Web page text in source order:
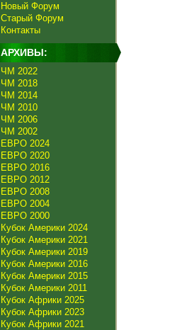
Новый Форум
Старый Форум
Контакты
АРХИВЫ:
ЧМ 2022
ЧМ 2018
ЧМ 2014
ЧМ 2010
ЧМ 2006
ЧМ 2002
ЕВРО 2024
ЕВРО 2020
ЕВРО 2016
ЕВРО 2012
ЕВРО 2008
ЕВРО 2004
ЕВРО 2000
Кубок Америки 2024
Кубок Америки 2021
Кубок Америки 2019
Кубок Америки 2016
Кубок Америки 2015
Кубок Америки 2011
Кубок Африки 2025
Кубок Африки 2023
Кубок Африки 2021